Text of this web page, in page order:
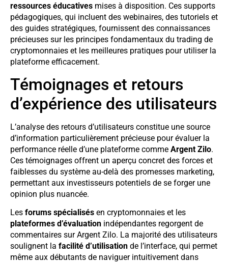
ressources éducatives mises à disposition. Ces supports
pédagogiques, qui incluent des webinaires, des tutoriels et
des guides stratégiques, fournissent des connaissances
précieuses sur les principes fondamentaux du trading de
cryptomonnaies et les meilleures pratiques pour utiliser la
plateforme efficacement.
Témoignages et retours
d’expérience des utilisateurs
L’analyse des retours d’utilisateurs constitue une source
d’information particulièrement précieuse pour évaluer la
performance réelle d’une plateforme comme Argent Zilo.
Ces témoignages offrent un aperçu concret des forces et
faiblesses du système au-delà des promesses marketing,
permettant aux investisseurs potentiels de se forger une
opinion plus nuancée.
Les forums spécialisés en cryptomonnaies et les
plateformes d’évaluation indépendantes regorgent de
commentaires sur Argent Zilo. La majorité des utilisateurs
soulignent la facilité d’utilisation de l’interface, qui permet
même aux débutants de naviguer intuitivement dans